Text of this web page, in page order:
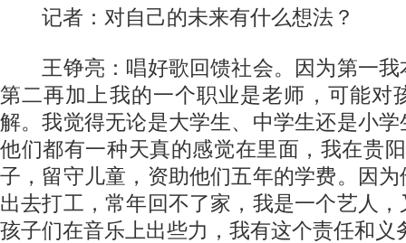
记者：对自己的未来有什么想法？
王铮亮：唱好歌回馈社会。因为第一我
第二再加上我的一个职业是老师，可能对
解。我觉得无论是大学生、中学生还是小
他们都有一种天真的感觉在里面，我在贵
子，留守儿童，资助他们五年的学费。因
出去打工，常年回不了家，我是一个艺人
孩子们在音乐上出些力，我有这个责任和义